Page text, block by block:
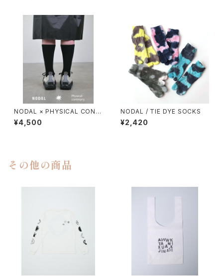
NODAL × PHYSICAL CONT
MPRY.
¥4,500
NODAL / TIE DYE SOCKS
¥2,420
その他の商品